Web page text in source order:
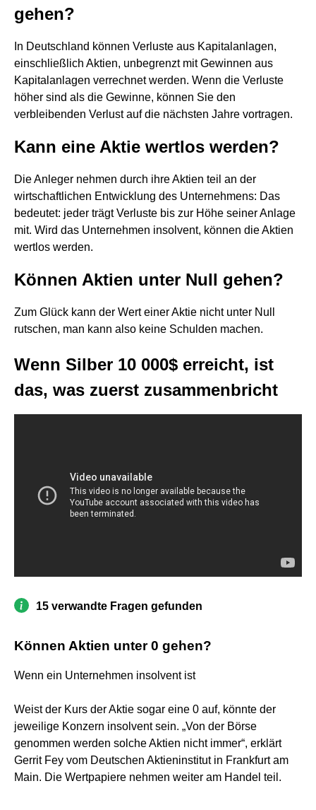
gehen?
In Deutschland können Verluste aus Kapitalanlagen,
einschließlich Aktien, unbegrenzt mit Gewinnen aus
Kapitalanlagen verrechnet werden. Wenn die Verluste
höher sind als die Gewinne, können Sie den
verbleibenden Verlust auf die nächsten Jahre vortragen.
Kann eine Aktie wertlos werden?
Die Anleger nehmen durch ihre Aktien teil an der
wirtschaftlichen Entwicklung des Unternehmens: Das
bedeutet: jeder trägt Verluste bis zur Höhe seiner Anlage
mit. Wird das Unternehmen insolvent, können die Aktien
wertlos werden.
Können Aktien unter Null gehen?
Zum Glück kann der Wert einer Aktie nicht unter Null
rutschen, man kann also keine Schulden machen.
Wenn Silber 10 000$ erreicht, ist
das, was zuerst zusammenbricht
15 verwandte Fragen gefunden
Können Aktien unter 0 gehen?
Wenn ein Unternehmen insolvent ist
Weist der Kurs der Aktie sogar eine 0 auf, könnte der
jeweilige Konzern insolvent sein. „Von der Börse
genommen werden solche Aktien nicht immer“, erklärt
Gerrit Fey vom Deutschen Aktieninstitut in Frankfurt am
Main. Die Wertpapiere nehmen weiter am Handel teil.